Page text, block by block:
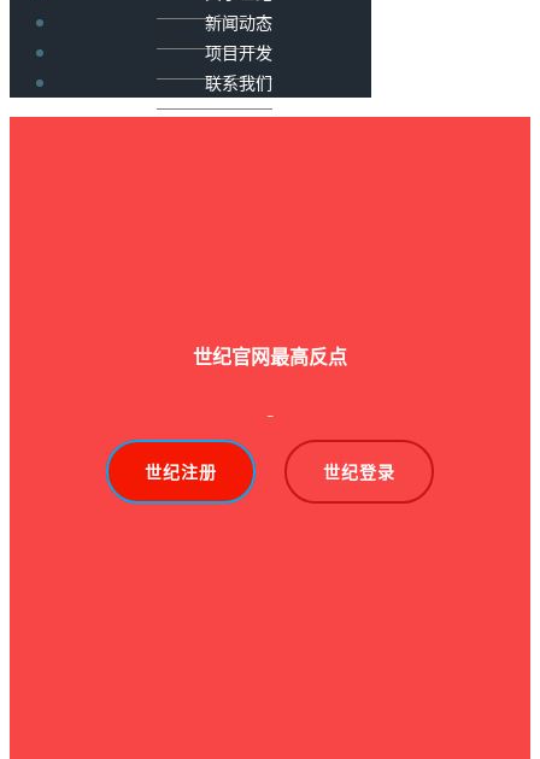
新闻动态
项目开发
联系我们
世纪官网最高反点
-
世纪注册 世纪登录